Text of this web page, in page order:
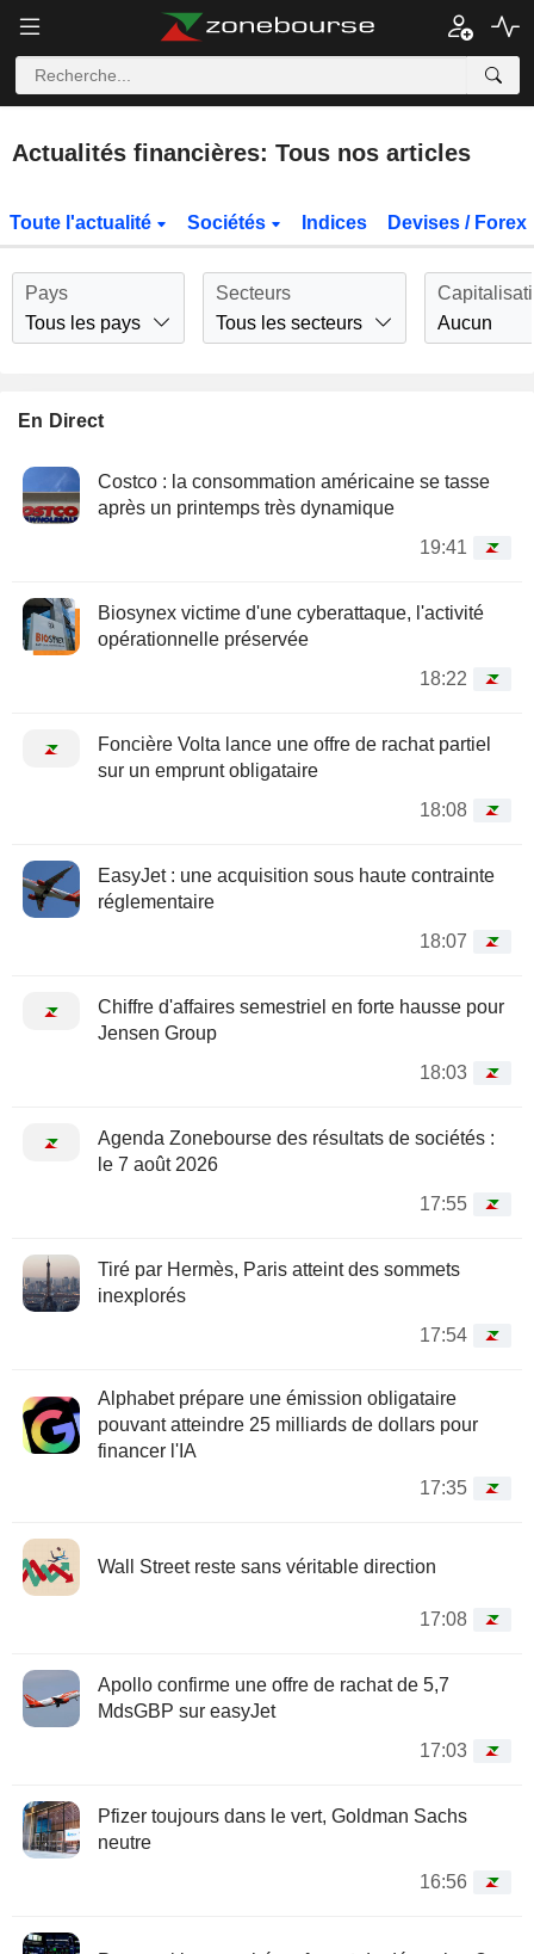
Actualités financières: Tous nos articles
Toute l'actualité Sociétés Indices Devises / Forex
Pays
Tous les pays
Secteurs
Tous les secteurs
Aucun
En Direct
Costco : la consommation américaine se tasse
après un printemps très dynamique
19:41
Biosynex victime d'une cyberattaque, l'activité
opérationnelle préservée
18:22
Foncière Volta lance une offre de rachat partiel
sur un emprunt obligataire
18:08
EasyJet : une acquisition sous haute contrainte
réglementaire
18:07
Chiffre d'affaires semestriel en forte hausse pour
Jensen Group
18:03
Agenda Zonebourse des résultats de sociétés :
le 7 août 2026
17:55
Tiré par Hermès, Paris atteint des sommets
inexplorés
17:54
Alphabet prépare une émission obligataire
pouvant atteindre 25 milliards de dollars pour
financer l'IA
17:35
Wall Street reste sans véritable direction
17:08
Apollo confirme une offre de rachat de 5,7
MdsGBP sur easyJet
17:03
Pfizer toujours dans le vert, Goldman Sachs
neutre
16:56